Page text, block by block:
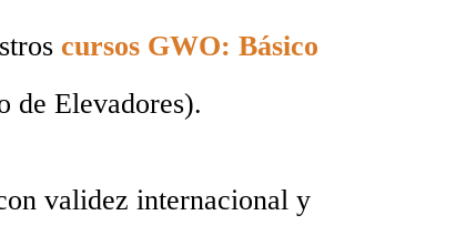
cursos GWO: Básico
de Elevadores).
validez internacional y